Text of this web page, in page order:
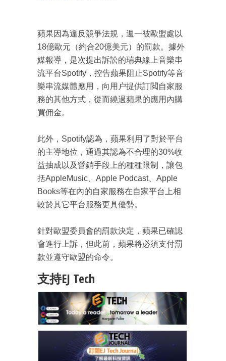
蘋果因為違反競爭法規，週一被歐盟處以
18億歐元（約合20億美元）的罰款。據外
媒報導，是次提出訴訟的瑞典線上音樂串
流平台Spotify，控告蘋果阻止Spotify等音
樂串流媒體應用，向用户提供訂閲自家服
務的其他方式，從而繞過蘋果的應用內購
買佣金。
此外，Spotify認為，蘋果利用了對於平台
的主導地位，通過其認為不合理的30%收
益抽成以及營銷手段上的種種限制，讓包
括AppleMusic、Apple Podcast、Apple
Books等在內的自家服務在自家平台上相
較於其它平台服務更具優勢。
針對歐盟委員會的罰款決定，蘋果已確認
會進行上訴，但此前，蘋果將必須支付罰
款並遵守歐盟的命令。
支持EJ Tech